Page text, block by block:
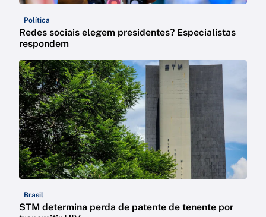
Política
Redes sociais elegem presidentes? Especialistas
respondem
Brasil
STM determina perda de patente de tenente por